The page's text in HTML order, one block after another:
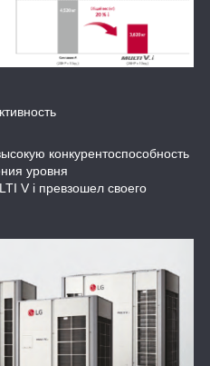
конкурентоспособность
уровня
V i превзошел своего